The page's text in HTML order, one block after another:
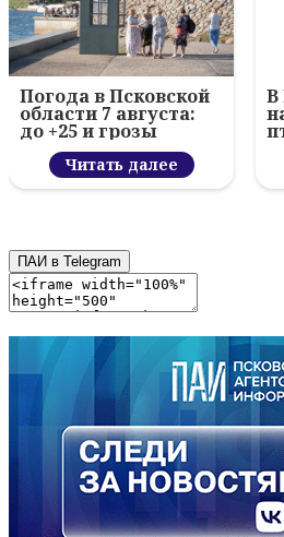
Погода в Псковской
области 7 августа:
до +25 и грозы
Читать далее
В
ПАИ в Telegram